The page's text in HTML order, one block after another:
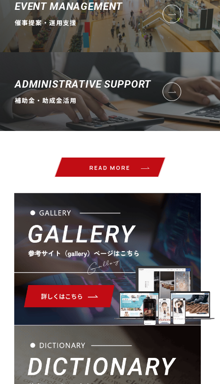
EVENT MANAGEMENT
催事提案・運用支援
ADMINISTRATIVE SUPPORT
補助金・助成金活用
READ MORE
Gallery